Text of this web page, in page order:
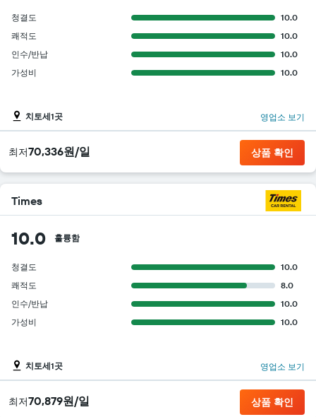
청결도
10.0
쾌적도
10.0
인수/반납
10.0
가성비
10.0
치토세1곳 영업소 보기
​최저70,336원/일 상품 확인
Times
10.0 훌륭함
청결도
10.0
쾌적도
8.0
인수/반납
10.0
가성비
10.0
치토세1곳 영업소 보기
​최저70,879원/일 상품 확인